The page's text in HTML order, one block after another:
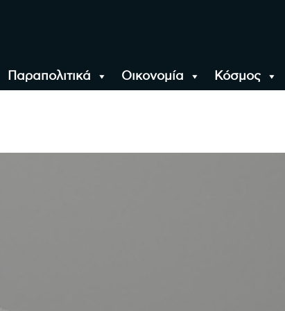
Παραπολιτικά Οικονομία Κόσμος